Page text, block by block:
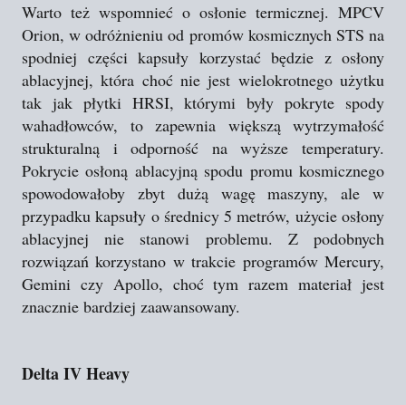
Warto też wspomnieć o osłonie termicznej. MPCV
Orion, w odróżnieniu od promów kosmicznych STS na
spodniej części kapsuły korzystać będzie z osłony
ablacyjnej, która choć nie jest wielokrotnego użytku
tak jak płytki HRSI, którymi były pokryte spody
wahadłowców, to zapewnia większą wytrzymałość
strukturalną i odporność na wyższe temperatury.
Pokrycie osłoną ablacyjną spodu promu kosmicznego
spowodowałoby zbyt dużą wagę maszyny, ale w
przypadku kapsuły o średnicy 5 metrów, użycie osłony
ablacyjnej nie stanowi problemu. Z podobnych
rozwiązań korzystano w trakcie programów Mercury,
Gemini czy Apollo, choć tym razem materiał jest
znacznie bardziej zaawansowany.
Delta IV Heavy